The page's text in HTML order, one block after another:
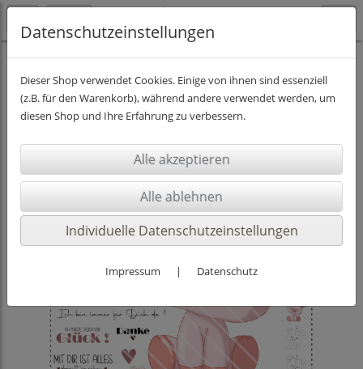
DIGISTAMPS INKL. PAPIER
Datenschutzeinstellungen
Dieser Shop verwendet Cookies. Einige von ihnen sind essenziell
(z.B. für den Warenkorb), während andere verwendet werden, um
diesen Shop und Ihre Erfahrung zu verbessern.
Individuelle Datenschutzeinstellungen
Impressum | Datenschutz